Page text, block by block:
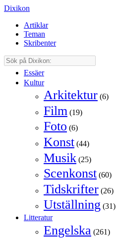
Dixikon
Artiklar
Teman
Skribenter
Essäer
Kultur
Arkitektur (6)
Film (19)
Foto (6)
Konst (44)
Musik (25)
Scenkonst (60)
Tidskrifter (26)
Utställning (31)
Litteratur
Engelska (261)